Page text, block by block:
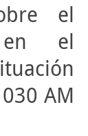
el
en el
AM